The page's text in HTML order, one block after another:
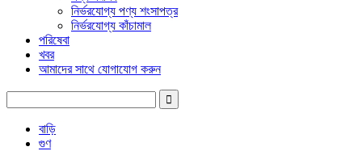
নির্ভরযোগ্য পণ্য শংসাপত্র
নির্ভরযোগ্য কাঁচামাল
পরিষেবা
খবর
আমাদের সাথে যোগাযোগ করুন
বাড়ি
গুণ